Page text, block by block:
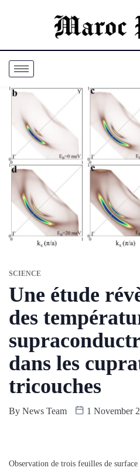
SCIENCE
Une étude
des
dans les
tricouches
By News Team 1 November
Observation de trois feuilles de surface